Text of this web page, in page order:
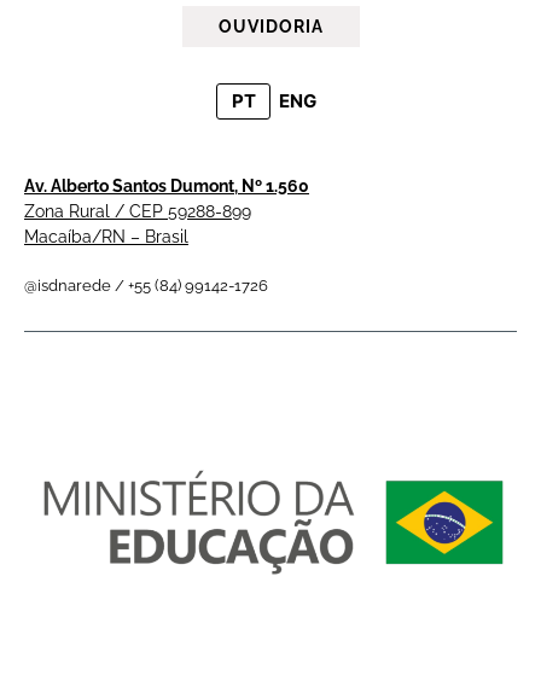
OUVIDORIA
PT ENG
Av. Alberto Santos Dumont, Nº 1.560
Zona Rural / CEP 59288-899
Macaíba/RN – Brasil
@isdnarede / +55 (84) 99142-1726